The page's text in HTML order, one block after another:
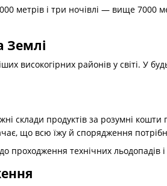
метрів і три ночівлі — вище 7000
Землі
високогірних районів у світі. У
склади продуктів за розумні
що всю їжу й спорядження
проходження технічних льодопадів